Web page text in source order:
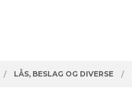
LÅS, BESLAG OG DIVERSE